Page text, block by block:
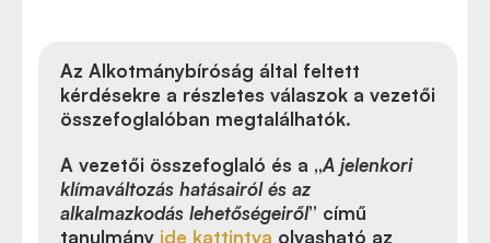
Az Alkotmánybíróság által feltett
kérdésekre a részletes válaszok a vezetői
összefoglalóban megtalálhatók.
A vezetői összefoglaló és a „A jelenkori
klímaváltozás hatásairól és az
alkalmazkodás lehetőségeiről” című
tanulmány ide kattintva olvasható az